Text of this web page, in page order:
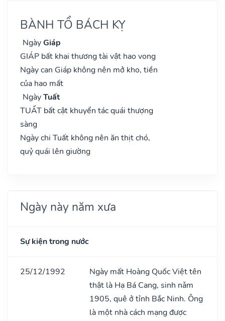
BÀNH TỔ BÁCH KỴ
NgàyGiáp
GIÁP bất khai thương tài vật hao vong
Ngày can Giáp không nên mở kho, tiền
của hao mất
NgàyTuất
TUẤT bất cật khuyển tác quái thượng
sàng
Ngày chi Tuất không nên ăn thịt chó,
quỷ quái lên giường
Ngày này năm xưa
Sự kiện trong nước
25/12/1992
Ngày mất Hoàng Quốc Việt tên
thật là Hạ Bá Cang, sinh nǎm
1905, quê ở tỉnh Bắc Ninh. Ông
là một nhà cách mạng được